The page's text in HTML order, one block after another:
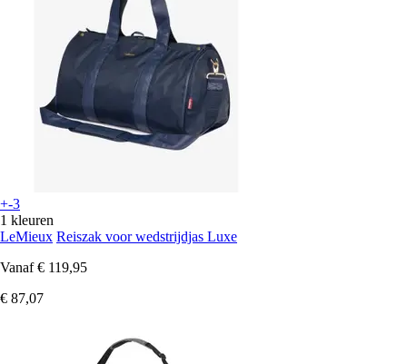
+-3
1 kleuren
LeMieux Reiszak voor wedstrijdjas Luxe
Vanaf € 119,95
€ 87,07